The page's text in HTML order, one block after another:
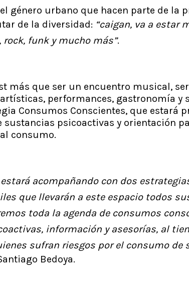
género urbano que hacen parte de la
de la diversidad: “caigan, va a estar
funk y mucho más”.
más que ser un encuentro musical,
performances, gastronomía y
Consumos Conscientes, que estará
sustancias psicoactivas y orientación
consumo.
acompañando con dos
que llevarán a este espacio todos
toda la agenda de consumos
información y asesorías, al
sufran riesgos por el consumo de
Bedoya.